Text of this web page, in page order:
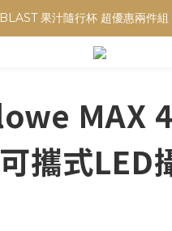
果汁隨行杯 超優惠兩件
✨收藏經典， F接環鏡頭4折起
果汁隨行杯 超優惠兩件
MAX
攜式LED